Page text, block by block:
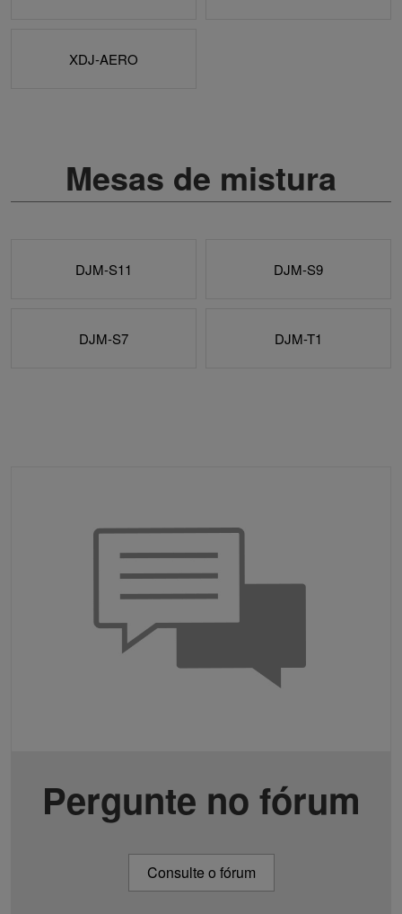
XDJ-AERO
Mesas de mistura
DJM-S11 DJM-S9
DJM-S7 DJM-T1
Pergunte no fórum
Consulte o fórum